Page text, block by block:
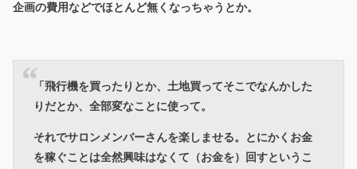
企画の費用などでほとんど無くなっちゃうとか。
「飛行機を買ったりとか、土地買ってそこでなんかした
りだとか、全部変なことに使って。
それでサロンメンバーさんを楽しませる。とにかくお金
を稼ぐことは全然興味はなくて（お金を）回すというこ